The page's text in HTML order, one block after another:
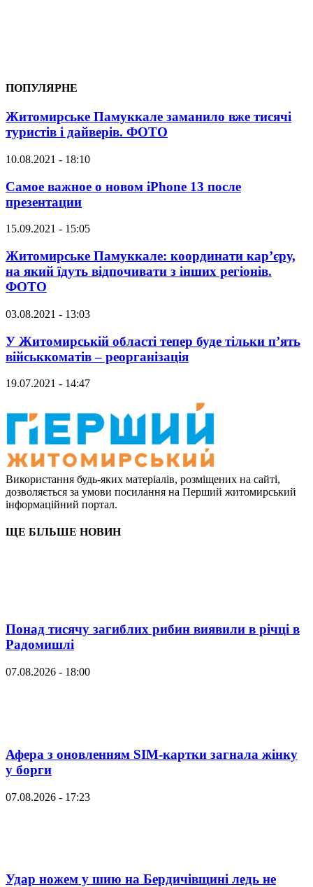
ПОПУЛЯРНЕ
Житомирське Памуккале заманило вже тисячі
туристів і дайверів. ФОТО
10.08.2021 - 18:10
Самое важное о новом iPhone 13 после
презентации
15.09.2021 - 15:05
Житомирське Памуккале: координати кар’єру,
на який їдуть відпочивати з інших регіонів.
ФОТО
03.08.2021 - 13:03
У Житомирській області тепер буде тільки п’ять
військкоматів – реорганізація
19.07.2021 - 14:47
Використання будь-яких матеріалів, розміщених на сайті,
дозволяється за умови посилання на Перший житомирський
інформаційний портал.
ЩЕ БІЛЬШЕ НОВИН
Понад тисячу загиблих рибин виявили в річці в
Радомишлі
07.08.2026 - 18:00
Афера з оновленням SIM-картки загнала жінку
у борги
07.08.2026 - 17:23
Удар ножем у шию на Бердичівщині ледь не